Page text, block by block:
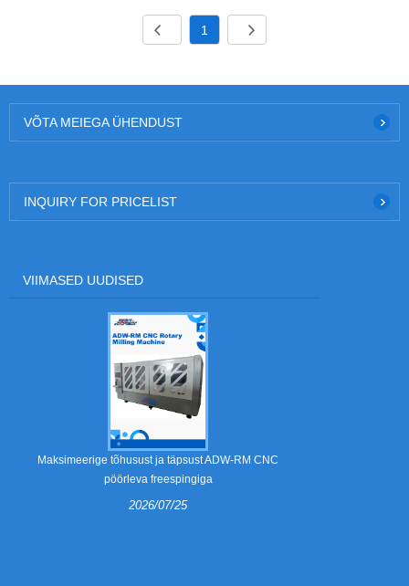
1
VÕTA MEIEGA ÜHENDUST
INQUIRY FOR PRICELIST
VIIMASED UUDISED
Maksimeerige tõhusust ja täpsust ADW-RM CNC
pöörleva freespingiga
2026/07/25